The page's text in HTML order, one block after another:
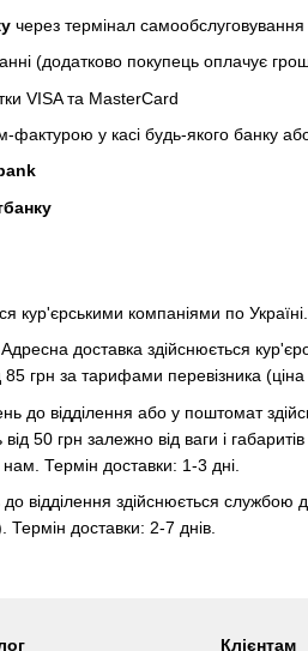
через термінал
(додатково покупець оплачує
VISA та MasterCard
фактурою у касі будь-якого банку
кур'єрськими компаніями по
Адресна доставка здійснюється
грн за тарифами перевізника (ціна
до відділення або у поштомат
50 грн залежно від ваги і
Термін доставки: 1-3 дні.
відділення здійснюється службою
Термін доставки: 2-7 днів.
Клієнтам